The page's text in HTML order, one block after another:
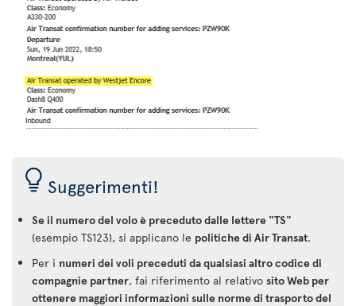
Suggerimenti!
Se il numero del volo è preceduto dalle lettere "TS"
(esempio TS123), si applicano le politiche di Air Transat.
Per i numeri dei voli preceduti da qualsiasi altro codice di
compagnie partner, fai riferimento al relativo sito Web per
ottenere maggiori informazioni sulle norme di trasporto del